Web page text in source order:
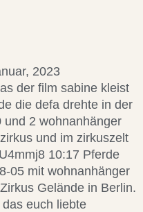
2023
der film sabine kleist
die defa drehte in der
und 2 wohnanhänger
und im zirkuszelt
10:17 Pferde
05 mit wohnanhänger
Gelände in Berlin.
euch liebte